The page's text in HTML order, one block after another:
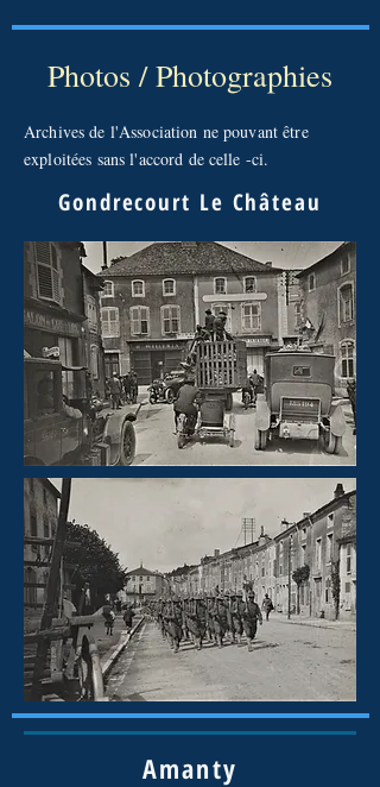
Photos / Photographies
Archives de l'Association ne pouvant être
exploitées sans l'accord de celle -ci.
Gondrecourt Le Château
Amanty